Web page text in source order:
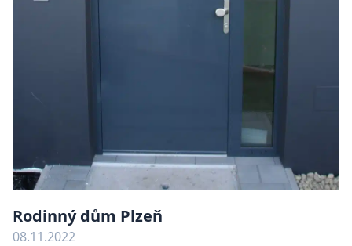
Rodinný dům Plzeň
08.11.2022